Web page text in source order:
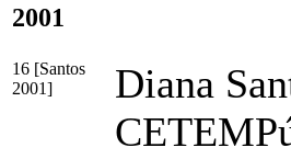
2001
16 [Santos
2001]
Diana